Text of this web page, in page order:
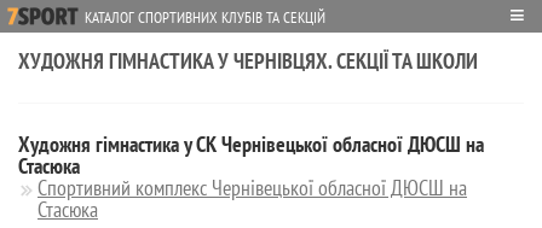
КАТАЛОГ СПОРТИВНИХ КЛУБІВ ТА СЕКЦІЙ ≡
ХУДОЖНЯ ГІМНАСТИКА У ЧЕРНІВЦЯХ. СЕКЦІЇ ТА ШКОЛИ
Художня гімнастика у СК Чернівецької обласної ДЮСШ на
Стасюка
Спортивний комплекс Чернівецької обласної ДЮСШ на
Стасюка